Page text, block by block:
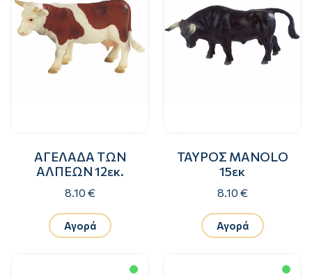
ΑΓΕΛΑΔΑ ΤΩΝ
ΑΛΠΕΩΝ 12εκ.
8.10 €
Αγορά
ΤΑΥΡΟΣ MANOLO
15εκ
8.10 €
Αγορά